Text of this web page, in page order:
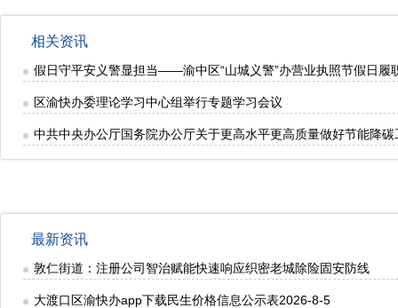
相关资讯
假日守平安义警显担当——渝中区“山城义警”办营业执照节假日履
区渝快办委理论学习中心组举行专题学习会议
中共中央办公厅国务院办公厅关于更高水平更高质量做好节能降
最新资讯
敦仁街道：注册公司智治赋能快速响应织密老城除险固安防线
大渡口区渝快办app下载民生价格信息公示表2026-8-5